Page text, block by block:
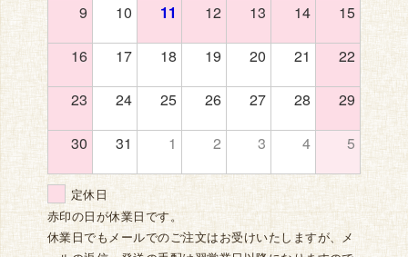
9 10 11 12 13 14 15
16 17 18 19 20 21 22
23 24 25 26 27 28 29
30 31 1 2 3 4 5
定休日
赤印の日が休業日です。
休業日でもメールでのご注文はお受けいたしますが、メ